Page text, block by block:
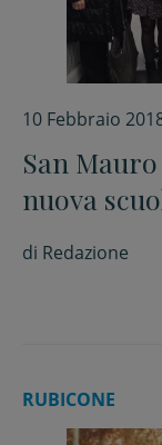
10 Febbraio
San
nuova
Zavalloni
di Redazione
RUBICONE